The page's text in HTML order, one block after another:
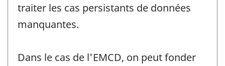
traiter les cas persistants de données
manquantes.
Dans le cas de l'EMCD, on peut fonder